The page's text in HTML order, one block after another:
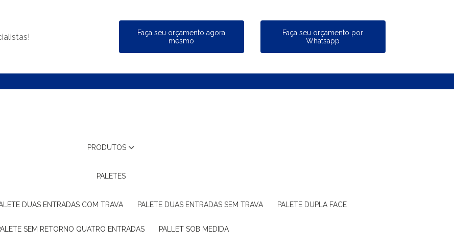
Faça seu orçamento agora
mesmo
Faça seu orçamento por
Whatsapp
PRODUTOS
PALETES
DUAS ENTRADAS COM TRAVA PALETE DUAS ENTRADAS SEM TRAVA PALETE DUPLA FACE
PALETE SEM RETORNO QUATRO ENTRADAS PALLET SOB MEDIDA